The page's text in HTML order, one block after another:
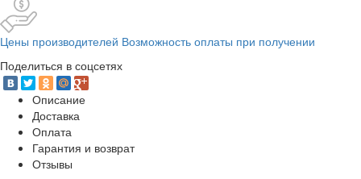
Цены производителей Возможность оплаты при получении
Поделиться в соцсетях
Описание
Доставка
Оплата
Гарантия и возврат
Отзывы